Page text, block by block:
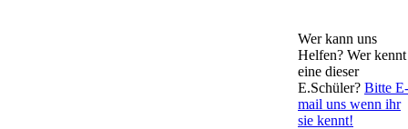
Wer kann uns
Helfen? Wer kennt
eine dieser
E.Schüler? Bitte E-
mail uns wenn ihr
sie kennt!